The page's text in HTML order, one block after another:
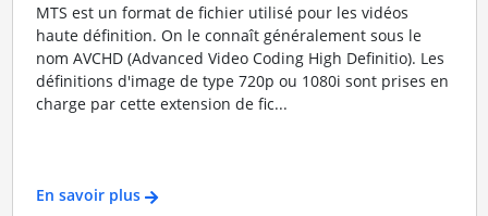
MTS est un format de fichier utilisé pour les vidéos
haute définition. On le connaît généralement sous le
nom AVCHD (Advanced Video Coding High Definitio). Les
définitions d'image de type 720p ou 1080i sont prises en
charge par cette extension de fic...
En savoir plus